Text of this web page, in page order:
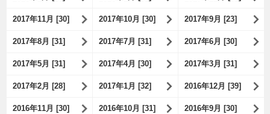
2017年11月 [30] 2017年10月 [30] 2017年9月 [23]
2017年8月 [31] 2017年7月 [31] 2017年6月 [30]
2017年5月 [31] 2017年4月 [30] 2017年3月 [31]
2017年2月 [28] 2017年1月 [32] 2016年12月 [39]
2016年11月 [30] 2016年10月 [31] 2016年9月 [30]